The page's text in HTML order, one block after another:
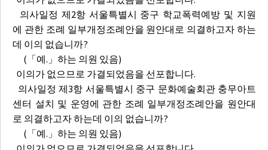
의사일정 제2항 서울특별시 중구 학교폭력예방 및 지원
에 관한 조례 일부개정조례안을 원안대로 의결하고자 하는
데 이의 없습니까?
(「예.」하는 의원 있음)
이의가 없으므로 가결되었음을 선포합니다.
의사일정 제3항 서울특별시 중구 문화예술회관 충무아트
센터 설치 및 운영에 관한 조례 일부개정조례안을 원안대
로 의결하고자 하는데 이의 없습니까?
(「예.」하는 의원 있음)